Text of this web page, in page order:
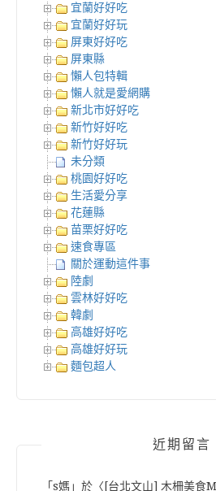
宜蘭好好吃
宜蘭好好玩
屏東好好吃
屏東縣
懶人包特輯
懶人就是愛網購
新北市好好吃
新竹好好吃
新竹好好玩
未分類
桃園好好吃
生活愛分享
花蓮縣
苗栗好好吃
速食專區
關於運動這件事
陸劇
雲林好好吃
韓劇
高雄好好吃
高雄好好玩
麵包超人
近期留言
「s媽 」於〈 [台北文山] 木柵美食